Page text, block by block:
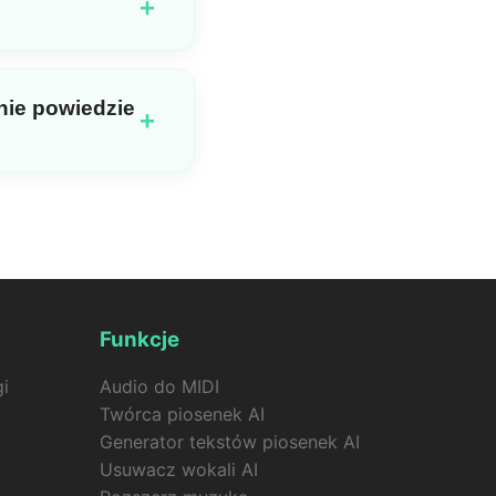
w ciągu 24+
samego konta.
powiedzie +
Funkcje
Audio do MIDI
Twórca piosenek AI
Generator tekstów piosenek AI
Usuwacz wokali AI